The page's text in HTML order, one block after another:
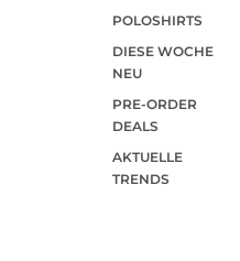
POLOSHIRTS
DIESE WOCHE
NEU
PRE-ORDER
DEALS
AKTUELLE
TRENDS